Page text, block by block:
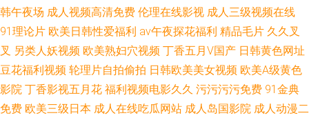
韩午夜场 成人视频高清免费 伦理在线影视 成人三级视频在线
91理论片 欧美日韩性爱福利 av午夜探花福利 精品毛片 久久叉
叉 另类人妖视频 欧美熟妇穴视频 丁香五月V国产 日韩黄色网址
豆花福利视频 轮理片自拍偷拍 日韩欧美美女视频 欧美A级黄色
影院 丁香影视五月花 福利视频电影久久 污污污污免费 91金典
免费 欧美三级日本 成人在线吃瓜网站 成人岛国影院 成人动漫二